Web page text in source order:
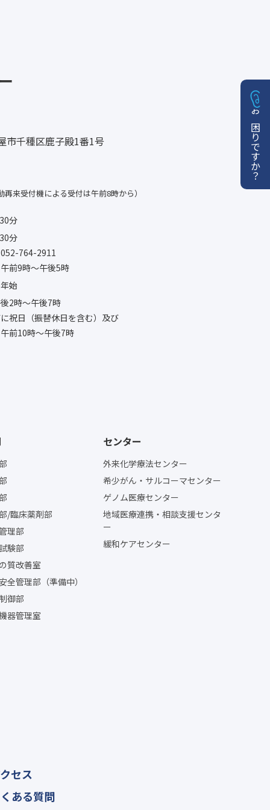
市千種区鹿子殿1番1号
来受付機による受付は午前8時から）
分
分
764-2911
前9時〜午後5時
始
2時〜午後7時
祝日（振替休日を含む）及び
前10時〜午後7時
/臨床薬剤部
理部
験部
質改善室
全管理部（準備中）
御部
器管理室
センター
外来化学療法センター
希少がん・サルコーマセンター
ゲノム医療センター
地域医療連携・相談支援センタ
ー
緩和ケアセンター
セス
ある質問
お困りですか？